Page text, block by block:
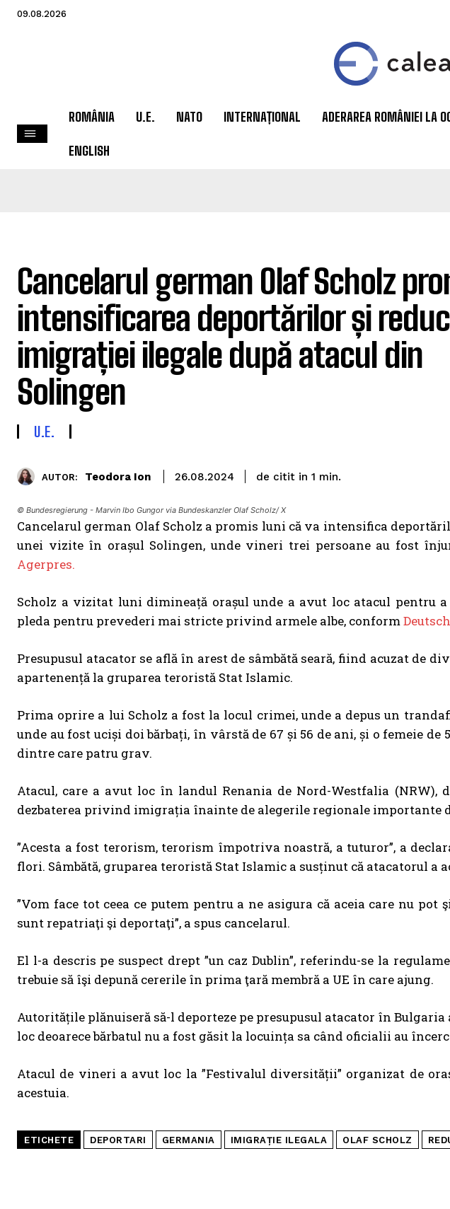
09.08.2026
ROMÂNIA U.E. NATO INTERNAȚIONAL ADERAREA ROMÂNIEI LA
ENGLISH
Cancelarul german Olaf Scholz
intensificarea deportărilor și
imigrației ilegale după atacul din
Solingen
U.E.
AUTOR: Teodora Ion 26.08.2024 de citit in 1 min.
© Bundesregierung - Marvin Ibo Gungor via Bundeskanzler Olaf Scholz/ X
Cancelarul german Olaf Scholz a promis luni că va intensifica
unei vizite în orașul Solingen, unde vineri trei persoane au fost
Agerpres.
Scholz a vizitat luni dimineață orașul unde a avut loc atacul pentru
pleda pentru prevederi mai stricte privind armele albe, conform
Presupusul atacator se află în arest de sâmbătă seară, fiind acuzat de
apartenență la gruparea teroristă Stat Islamic.
Prima oprire a lui Scholz a fost la locul crimei, unde a depus un
unde au fost uciși doi bărbați, în vârstă de 67 și 56 de ani, și o femeie
dintre care patru grav.
Atacul, care a avut loc în landul Renania de Nord-Westfalia
dezbaterea privind imigrația înainte de alegerile regionale importante
”Acesta a fost terorism, terorism împotriva noastră, a tuturor”, a
flori. Sâmbătă, gruparea teroristă Stat Islamic a susținut că atacatorul a
”Vom face tot ceea ce putem pentru a ne asigura că aceia care nu pot
sunt repatriaţi şi deportaţi”, a spus cancelarul.
El l-a descris pe suspect drept ”un caz Dublin”, referindu-se la
trebuie să îşi depună cererile în prima ţară membră a UE în care ajung.
Autoritățile plănuiseră să-l deporteze pe presupusul atacator în
loc deoarece bărbatul nu a fost găsit la locuința sa când oficialii au
Atacul de vineri a avut loc la ”Festivalul diversității” organizat de
acestuia.
ETICHETE DEPORTARI GERMANIA IMIGRAȚIE ILEGALA OLAF SCHOLZ